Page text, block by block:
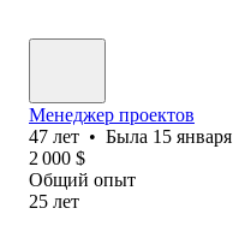
Менеджер проектов
47 лет • Была 15 января
2 000 $
Общий опыт
25 лет